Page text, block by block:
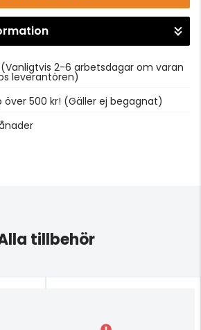
Gå till kassan
(Vanligtvis 2-6 arbetsdagar om varan
leverantören)
över 500 kr! (Gäller ej begagnat)
tillbehör